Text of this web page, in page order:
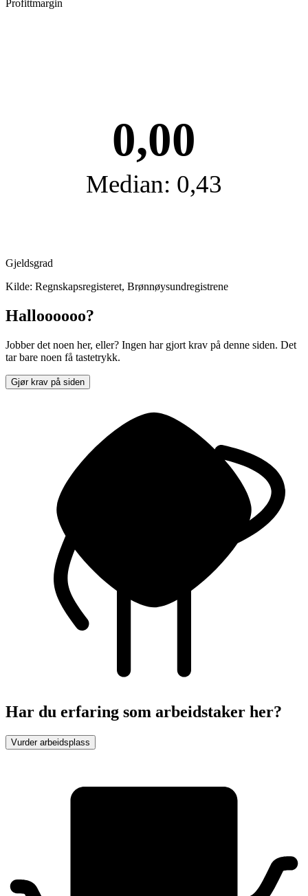
Profittmargin
0,00
Median: 0,43
Gjeldsgrad
Kilde: Regnskapsregisteret, Brønnøysundregistrene
Halloooooo?
Jobber det noen her, eller? Ingen har gjort krav på denne siden. Det
tar bare noen få tastetrykk.
Gjør krav på siden
Har du erfaring som arbeidstaker her?
Vurder arbeidsplass